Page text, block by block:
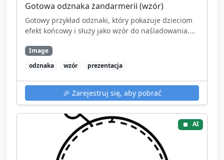
Gotowa odznaka żandarmerii (wzór)
Gotowy przykład odznaki, który pokazuje dzieciom
efekt końcowy i służy jako wzór do naśladowania....
Image
odznaka
wzór prezentacja
🎉 Zarejestruj się, aby pobrać
AI